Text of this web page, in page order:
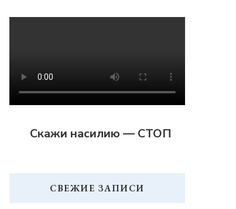
Скажи насилию — СТОП
СВЕЖИЕ ЗАПИСИ